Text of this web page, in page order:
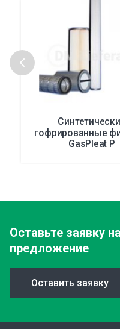
гофрированные
GasPleat P
Оставьте заявку
предложение
Оставить заявку